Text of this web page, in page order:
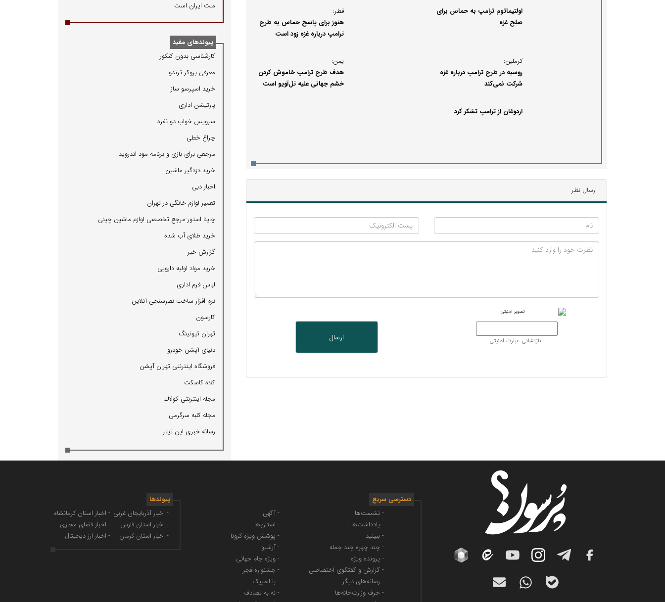
اولتیماتوم ترامپ به حماس برای
صلح غزه
قطر:
هنوز برای پاسخ حماس به طرح
ترامپ درباره غزه زود است
کرملین:
روسیه در طرح ترامپ درباره غزه
شرکت نمی‌کند
یمن:
هدف طرح ترامپ خاموش کردن
خشم جهانی علیه تل‌آویو است
اردوغان از ترامپ تشکر کرد
ارسال نظر
بازنشانی عبارت امنیتی
ملت ایران است
پیوندهای مفید
كارشناسی بدون كنكور
معرفی بروكر ترندو
خرید اسپرسو ساز
پارتیشن اداری
سرویس خواب دو نفره
چراغ خطی
مرجعی برای بازی و برنامه مود اندروید
خرید دزدگیر ماشین
اخبار دبی
تعمیر لوازم خانگی در تهران
چاینا استور-مرجع تخصصی لوازم ماشین چینی
خرید طلای آب شده
گزارش خبر
خرید مواد اولیه دارویی
لباس فرم اداری
نرم افزار ساخت نظرسنجی آنلاین
كارسون
تهران تیونینگ
دنیای آپشن خودرو
فروشگاه اینترنتی تهران آپشن
كلاه كاسكت
مجله اینترنتی كولاك
مجله كلبه سرگرمی
رسانه خبری این تیتر
دسترسی سریع
- نشست‌ها
- یادداشت‌ها
- ببینید
- چند چهره چند جمله
- پرونده ویژه
- گزارش و گفتگوی اختصاصی
- رسانه‌های دیگر
- حرف وزارت‌خانه‌ها
- آگهی
- استان‌ها
- پوشش ویژه کرونا
- آرشیو
- ویژه جام جهانی
- جشنواره فجر
- با المپیک
- نه به تصادف
پیوندها
- اخبار آذربایجان غربی
- اخبار استان فارس
- اخبار استان کرمان
- اخبار استان کرمانشاه
- اخبار فضای مجازی
- اخبار ارز دیجیتال